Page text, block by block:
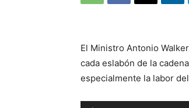
El Ministro Antonio
cada eslabón de la
especialmente la labor